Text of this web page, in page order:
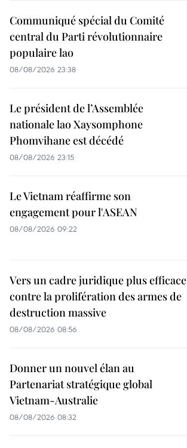
Communiqué spécial du Comité
central du Parti révolutionnaire
populaire lao
08/08/2026 23:38
Le président de l’Assemblée
nationale lao Xaysomphone
Phomvihane est décédé
08/08/2026 23:15
Le Vietnam réaffirme son
engagement pour l'ASEAN
08/08/2026 09:22
Vers un cadre juridique plus efficace
contre la prolifération des armes de
destruction massive
08/08/2026 08:56
Donner un nouvel élan au
Partenariat stratégique global
Vietnam-Australie
08/08/2026 08:32